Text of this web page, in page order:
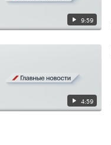
9:59
4:59